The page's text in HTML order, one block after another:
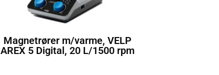
Magnetrører m/varme, VELP
AREX 5 Digital, 20 L/1500 rpm